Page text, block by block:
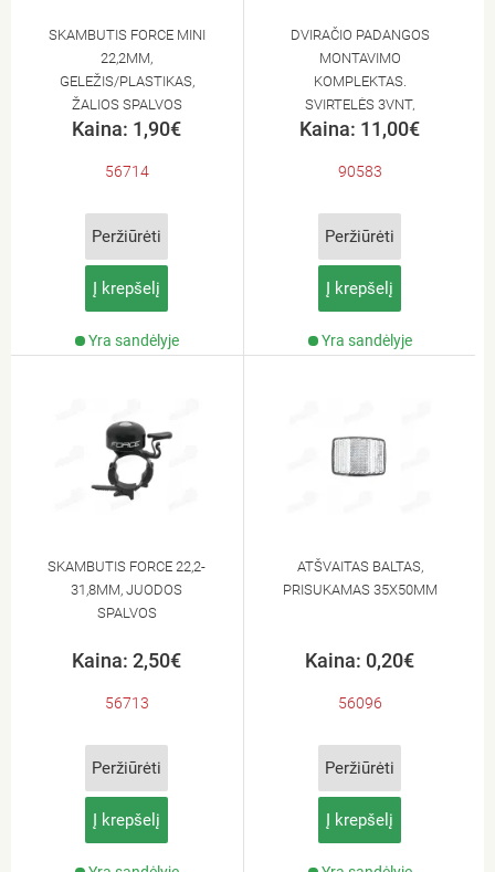
SKAMBUTIS FORCE MINI
22,2MM,
GELEŽIS/PLASTIKAS,
ŽALIOS SPALVOS
Kaina: 1,90€
56714
Peržiūrėti
Į krepšelį
Yra sandėlyje
DVIRAČIO PADANGOS
MONTAVIMO
KOMPLEKTAS.
SVIRTELĖS 3VNT,
STIPINŲ RAKTAI 4VNT
Kaina: 11,00€
90583
Peržiūrėti
Į krepšelį
Yra sandėlyje
SKAMBUTIS FORCE 22,2-
31,8MM, JUODOS
SPALVOS
Kaina: 2,50€
56713
Peržiūrėti
Į krepšelį
ATŠVAITAS BALTAS,
PRISUKAMAS 35X50MM
Kaina: 0,20€
56096
Peržiūrėti
Į krepšelį